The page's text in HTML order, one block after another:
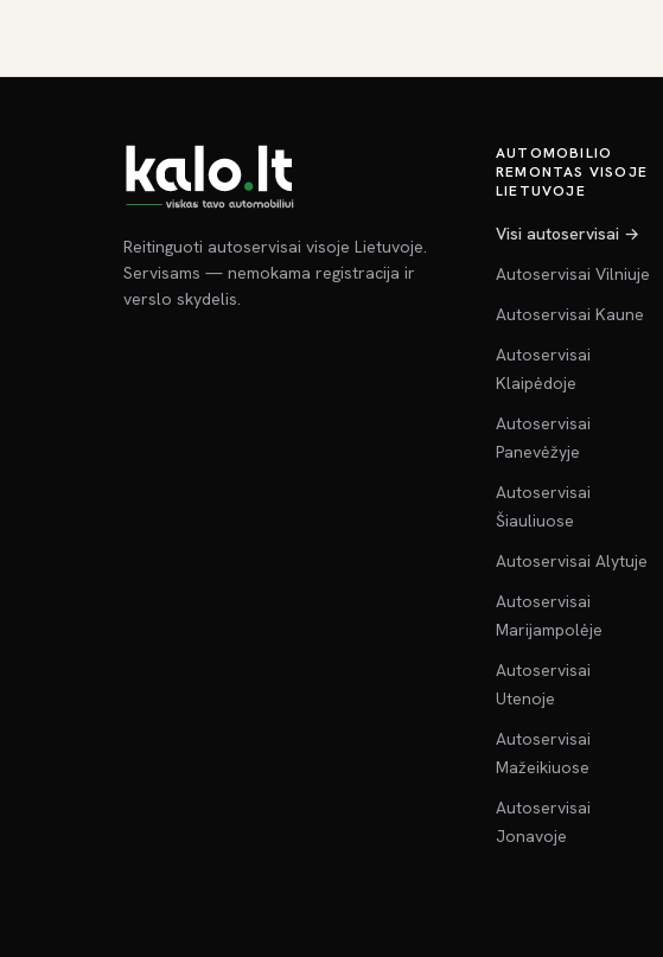
Reitinguoti autoservisai visoje Lietuvoje.
Servisams — nemokama registracija ir
verslo skydelis.
AUTOMOBILIO
REMONTAS VISOJE
LIETUVOJE
Visi autoservisai →
Autoservisai Vilniuje
Autoservisai Kaune
Autoservisai
Klaipėdoje
Autoservisai
Panevėžyje
Autoservisai
Šiauliuose
Autoservisai Alytuje
Autoservisai
Marijampolėje
Autoservisai
Utenoje
Autoservisai
Mažeikiuose
Autoservisai
Jonavoje